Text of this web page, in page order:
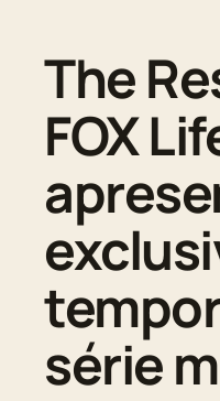
The
FOX
série